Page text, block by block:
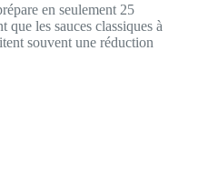
en seulement 25
les sauces classiques à
souvent une réduction